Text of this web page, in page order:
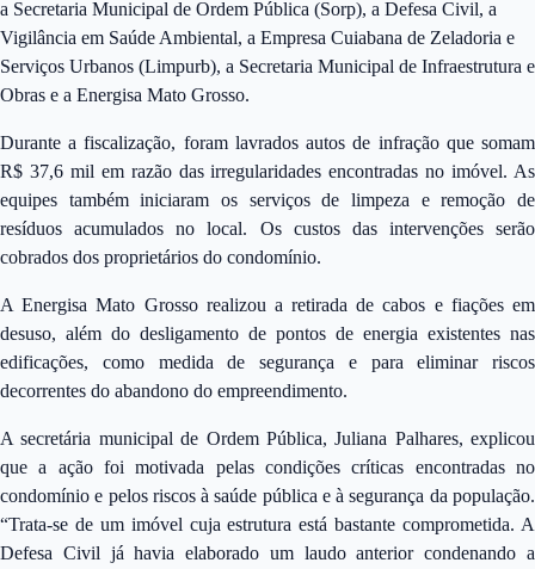
a Secretaria Municipal de Ordem Pública (Sorp), a Defesa Civil, a
Vigilância em Saúde Ambiental, a Empresa Cuiabana de Zeladoria e
Serviços Urbanos (Limpurb), a Secretaria Municipal de Infraestrutura e
Obras e a Energisa Mato Grosso.
Durante a fiscalização, foram lavrados autos de infração que somam
R$ 37,6 mil em razão das irregularidades encontradas no imóvel. As
equipes também iniciaram os serviços de limpeza e remoção de
resíduos acumulados no local. Os custos das intervenções serão
cobrados dos proprietários do condomínio.
A Energisa Mato Grosso realizou a retirada de cabos e fiações em
desuso, além do desligamento de pontos de energia existentes nas
edificações, como medida de segurança e para eliminar riscos
decorrentes do abandono do empreendimento.
A secretária municipal de Ordem Pública, Juliana Palhares, explicou
que a ação foi motivada pelas condições críticas encontradas no
condomínio e pelos riscos à saúde pública e à segurança da população.
“Trata-se de um imóvel cuja estrutura está bastante comprometida. A
Defesa Civil já havia elaborado um laudo anterior condenando a